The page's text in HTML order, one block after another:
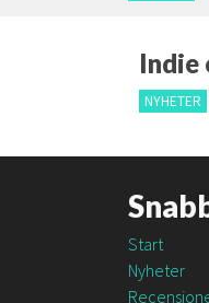
Indie
NYHETER
Start
Nyheter